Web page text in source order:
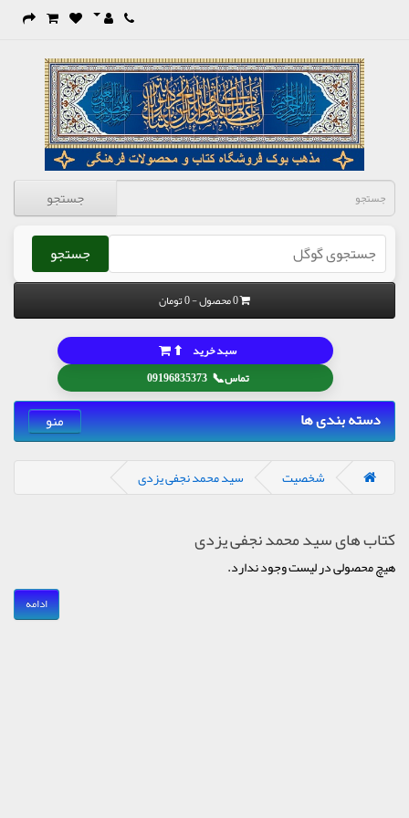
جستجو
جستجو
0 محصول - 0 تومان
تماس📞
09196835373
سبد خرید ⬆
دسته بندی ها منو
شخصیت سید محمد نجفی یزدی
کتاب های سید محمد نجفی یزدی
هیچ محصولی در لیست وجود ندارد.
ادامه